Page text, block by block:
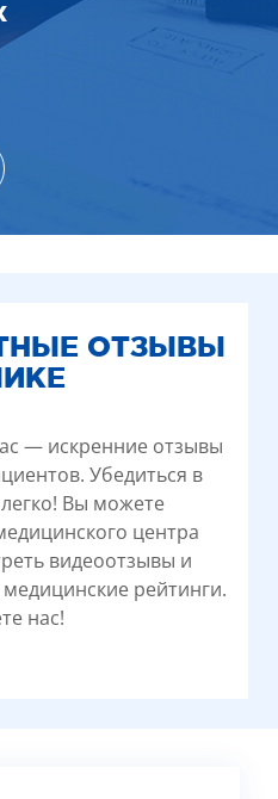
ОТЗЫВЫ
— искренние отзывы
Убедиться в
Вы можете
центра
видеоотзывы и
рейтинги.
нас!